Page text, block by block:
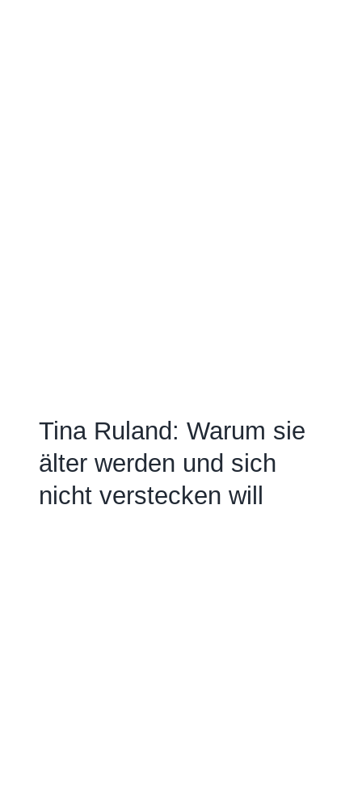
Tina Ruland: Warum sie
älter werden und sich
nicht verstecken will